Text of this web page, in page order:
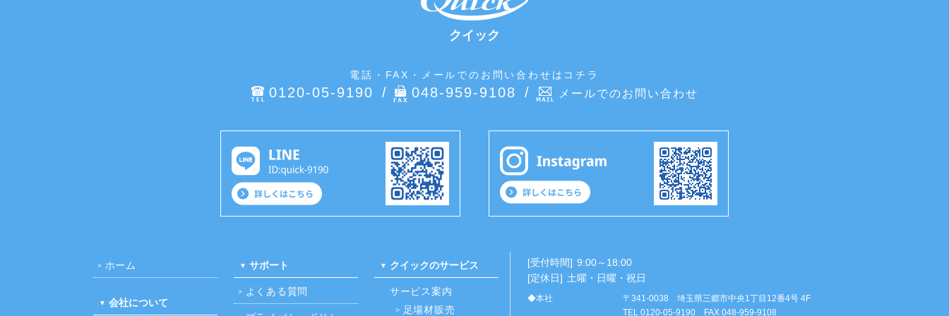
クイック
電話・FAX・メールでのお問い合わせはコチラ
0120-05-9190 048-959-9108 メールでのお問い合わせ
ホーム
会社について
サポート
よくある質問
クイックのサービス
サービス案内
足場材販売
[受付時間] 9:00～18:00
[定休日] 土曜・日曜・祝日
◆本社
〒341-0038 埼玉県三郷市中央1丁目12番4号 4F
TEL 0120-05-9190 FAX 048-959-9108